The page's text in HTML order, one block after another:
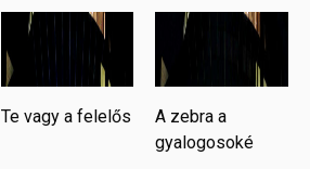
Te vagy a felelős
A zebra a
gyalogosoké